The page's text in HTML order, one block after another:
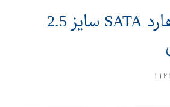
فروش باکس هارد SATA سایز 2.5
1121